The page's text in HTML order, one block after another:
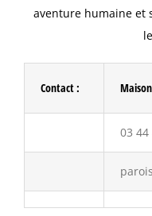
aventure humaine et
Contact :
03 44